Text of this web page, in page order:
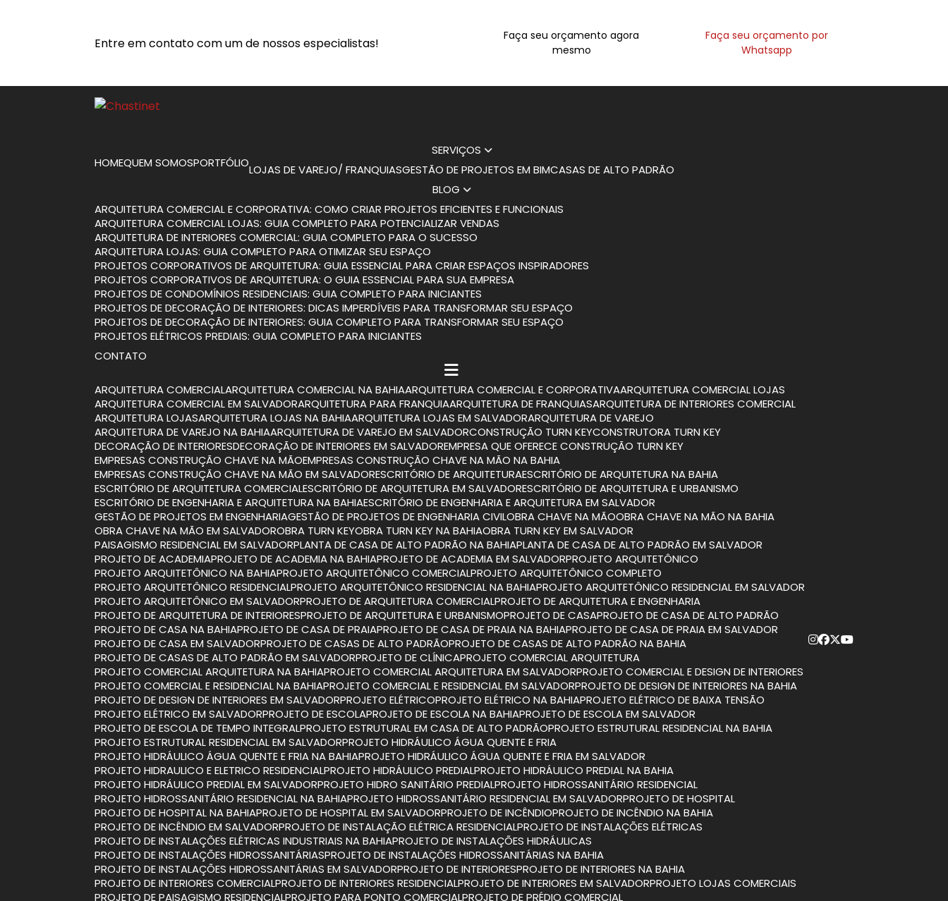
Entre em contato com um de nossos especialistas!
Faça seu orçamento agora
mesmo
Faça seu orçamento por
Whatsapp
HOME QUEM SOMOS PORTFÓLIO
SERVIÇOS
LOJAS DE VAREJO/ FRANQUIAS GESTÃO DE PROJETOS EM BIM CASAS DE ALTO PADRÃO
BLOG
ARQUITETURA COMERCIAL E CORPORATIVA: COMO CRIAR PROJETOS EFICIENTES E FUNCIONAIS
ARQUITETURA COMERCIAL LOJAS: GUIA COMPLETO PARA POTENCIALIZAR VENDAS
ARQUITETURA DE INTERIORES COMERCIAL: GUIA COMPLETO PARA O SUCESSO
ARQUITETURA LOJAS: GUIA COMPLETO PARA OTIMIZAR SEU ESPAÇO
PROJETOS CORPORATIVOS DE ARQUITETURA: GUIA ESSENCIAL PARA CRIAR ESPAÇOS INSPIRADORES
PROJETOS CORPORATIVOS DE ARQUITETURA: O GUIA ESSENCIAL PARA SUA EMPRESA
PROJETOS DE CONDOMÍNIOS RESIDENCIAIS: GUIA COMPLETO PARA INICIANTES
PROJETOS DE DECORAÇÃO DE INTERIORES: DICAS IMPERDÍVEIS PARA TRANSFORMAR SEU ESPAÇO
PROJETOS DE DECORAÇÃO DE INTERIORES: GUIA COMPLETO PARA TRANSFORMAR SEU ESPAÇO
PROJETOS ELÉTRICOS PREDIAIS: GUIA COMPLETO PARA INICIANTES
CONTATO
ARQUITETURA COMERCIAL ARQUITETURA COMERCIAL NA BAHIA ARQUITETURA COMERCIAL E CORPORATIVA ARQUITETURA COMERCIAL LOJAS
ARQUITETURA COMERCIAL EM SALVADOR ARQUITETURA PARA FRANQUIA ARQUITETURA DE FRANQUIAS ARQUITETURA DE INTERIORES COMERCIAL
ARQUITETURA LOJAS ARQUITETURA LOJAS NA BAHIA ARQUITETURA LOJAS EM SALVADOR ARQUITETURA DE VAREJO
ARQUITETURA DE VAREJO NA BAHIA ARQUITETURA DE VAREJO EM SALVADOR CONSTRUÇÃO TURN KEY CONSTRUTORA TURN KEY
DECORAÇÃO DE INTERIORES DECORAÇÃO DE INTERIORES EM SALVADOR EMPRESA QUE OFERECE CONSTRUÇÃO TURN KEY
EMPRESAS CONSTRUÇÃO CHAVE NA MÃO EMPRESAS CONSTRUÇÃO CHAVE NA MÃO NA BAHIA
EMPRESAS CONSTRUÇÃO CHAVE NA MÃO EM SALVADOR ESCRITÓRIO DE ARQUITETURA ESCRITÓRIO DE ARQUITETURA NA BAHIA
ESCRITÓRIO DE ARQUITETURA COMERCIAL ESCRITÓRIO DE ARQUITETURA EM SALVADOR ESCRITÓRIO DE ARQUITETURA E URBANISMO
ESCRITÓRIO DE ENGENHARIA E ARQUITETURA NA BAHIA ESCRITÓRIO DE ENGENHARIA E ARQUITETURA EM SALVADOR
GESTÃO DE PROJETOS EM ENGENHARIA GESTÃO DE PROJETOS DE ENGENHARIA CIVIL OBRA CHAVE NA MÃO OBRA CHAVE NA MÃO NA BAHIA
OBRA CHAVE NA MÃO EM SALVADOR OBRA TURN KEY OBRA TURN KEY NA BAHIA OBRA TURN KEY EM SALVADOR
PAISAGISMO RESIDENCIAL EM SALVADOR PLANTA DE CASA DE ALTO PADRÃO NA BAHIA PLANTA DE CASA DE ALTO PADRÃO EM SALVADOR
PROJETO DE ACADEMIA PROJETO DE ACADEMIA NA BAHIA PROJETO DE ACADEMIA EM SALVADOR PROJETO ARQUITETÔNICO
PROJETO ARQUITETÔNICO NA BAHIA PROJETO ARQUITETÔNICO COMERCIAL PROJETO ARQUITETÔNICO COMPLETO
PROJETO ARQUITETÔNICO RESIDENCIAL PROJETO ARQUITETÔNICO RESIDENCIAL NA BAHIA PROJETO ARQUITETÔNICO RESIDENCIAL EM SALVADOR
PROJETO ARQUITETÔNICO EM SALVADOR PROJETO DE ARQUITETURA COMERCIAL PROJETO DE ARQUITETURA E ENGENHARIA
PROJETO DE ARQUITETURA DE INTERIORES PROJETO DE ARQUITETURA E URBANISMO PROJETO DE CASA PROJETO DE CASA DE ALTO PADRÃO
PROJETO DE CASA NA BAHIA PROJETO DE CASA DE PRAIA PROJETO DE CASA DE PRAIA NA BAHIA PROJETO DE CASA DE PRAIA EM SALVADOR
PROJETO DE CASA EM SALVADOR PROJETO DE CASAS DE ALTO PADRÃO PROJETO DE CASAS DE ALTO PADRÃO NA BAHIA
PROJETO DE CASAS DE ALTO PADRÃO EM SALVADOR PROJETO DE CLÍNICA PROJETO COMERCIAL ARQUITETURA
PROJETO COMERCIAL ARQUITETURA NA BAHIA PROJETO COMERCIAL ARQUITETURA EM SALVADOR PROJETO COMERCIAL E DESIGN DE INTERIORES
PROJETO COMERCIAL E RESIDENCIAL NA BAHIA PROJETO COMERCIAL E RESIDENCIAL EM SALVADOR PROJETO DE DESIGN DE INTERIORES NA BAHIA
PROJETO DE DESIGN DE INTERIORES EM SALVADOR PROJETO ELÉTRICO PROJETO ELÉTRICO NA BAHIA PROJETO ELÉTRICO DE BAIXA TENSÃO
PROJETO ELÉTRICO EM SALVADOR PROJETO DE ESCOLA PROJETO DE ESCOLA NA BAHIA PROJETO DE ESCOLA EM SALVADOR
PROJETO DE ESCOLA DE TEMPO INTEGRAL PROJETO ESTRUTURAL EM CASA DE ALTO PADRÃO PROJETO ESTRUTURAL RESIDENCIAL NA BAHIA
PROJETO ESTRUTURAL RESIDENCIAL EM SALVADOR PROJETO HIDRÁULICO ÁGUA QUENTE E FRIA
PROJETO HIDRÁULICO ÁGUA QUENTE E FRIA NA BAHIA PROJETO HIDRÁULICO ÁGUA QUENTE E FRIA EM SALVADOR
PROJETO HIDRAULICO E ELETRICO RESIDENCIAL PROJETO HIDRÁULICO PREDIAL PROJETO HIDRÁULICO PREDIAL NA BAHIA
PROJETO HIDRÁULICO PREDIAL EM SALVADOR PROJETO HIDRO SANITÁRIO PREDIAL PROJETO HIDROSSANITÁRIO RESIDENCIAL
PROJETO HIDROSSANITÁRIO RESIDENCIAL NA BAHIA PROJETO HIDROSSANITÁRIO RESIDENCIAL EM SALVADOR PROJETO DE HOSPITAL
PROJETO DE HOSPITAL NA BAHIA PROJETO DE HOSPITAL EM SALVADOR PROJETO DE INCÊNDIO PROJETO DE INCÊNDIO NA BAHIA
PROJETO DE INCÊNDIO EM SALVADOR PROJETO DE INSTALAÇÃO ELÉTRICA RESIDENCIAL PROJETO DE INSTALAÇÕES ELÉTRICAS
PROJETO DE INSTALAÇÕES ELÉTRICAS INDUSTRIAIS NA BAHIA PROJETO DE INSTALAÇÕES HIDRÁULICAS
PROJETO DE INSTALAÇÕES HIDROSSANITÁRIAS PROJETO DE INSTALAÇÕES HIDROSSANITÁRIAS NA BAHIA
PROJETO DE INSTALAÇÕES HIDROSSANITÁRIAS EM SALVADOR PROJETO DE INTERIORES PROJETO DE INTERIORES NA BAHIA
PROJETO DE INTERIORES COMERCIAL PROJETO DE INTERIORES RESIDENCIAL PROJETO DE INTERIORES EM SALVADOR PROJETO LOJAS COMERCIAIS
PROJETO DE PAISAGISMO RESIDENCIAL PROJETO PARA PONTO COMERCIAL PROJETO DE PRÉDIO COMERCIAL